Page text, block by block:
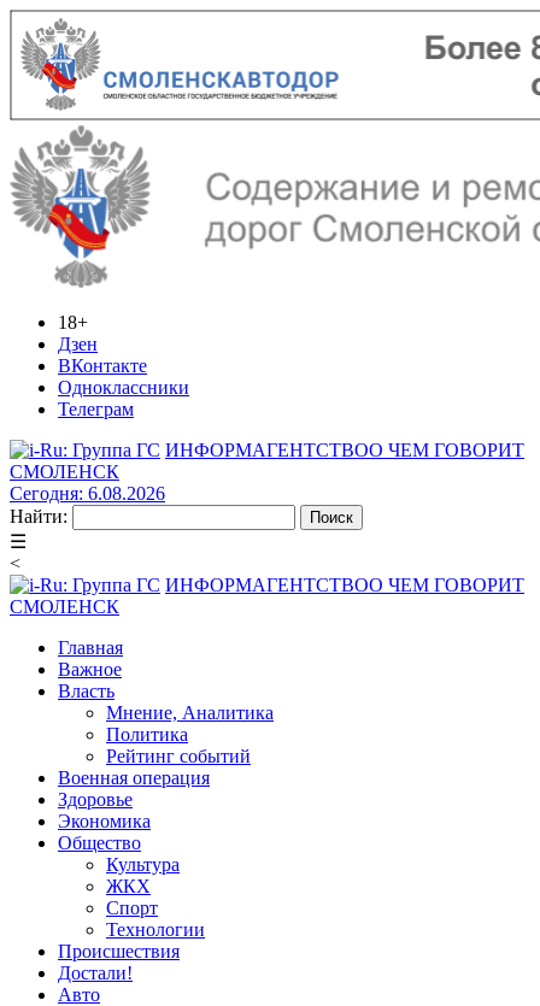
18+
Дзен
ВКонтакте
Одноклассники
Телеграм
ИНФОРМАГЕНТСТВОО ЧЕМ ГОВОРИТ
СМОЛЕНСК
Сегодня: 6.08.2026
Найти:
☰
<
ИНФОРМАГЕНТСТВОО ЧЕМ ГОВОРИТ
СМОЛЕНСК
Главная
Важное
Власть
Мнение, Аналитика
Политика
Рейтинг событий
Военная операция
Здоровье
Экономика
Общество
Культура
ЖКХ
Спорт
Технологии
Происшествия
Достали!
Авто